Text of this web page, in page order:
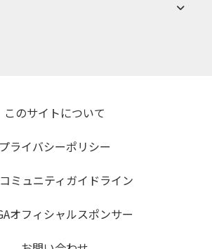
このサイトについて
プライバシーポリシー
ミュニティガイドライン
オフィシャルスポンサー